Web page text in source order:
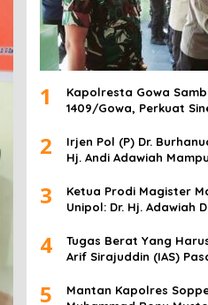
1
Kapolresta Gowa
1409/Gowa, Perkuat
2
Irjen Pol (P) Dr.
Hj. Andi Adawiah
3
Ketua Prodi Magister
Unipol: Dr. Hj. Adawiah
4
Tugas Berat Yang
Arif Sirajuddin (IAS)
5
Mantan Kapolres